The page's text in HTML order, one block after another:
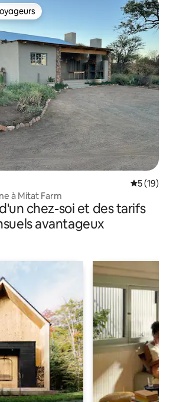
les plus appréciés
5 (19)
à Mitat Farm
chez-soi et des tarifs
avantageux